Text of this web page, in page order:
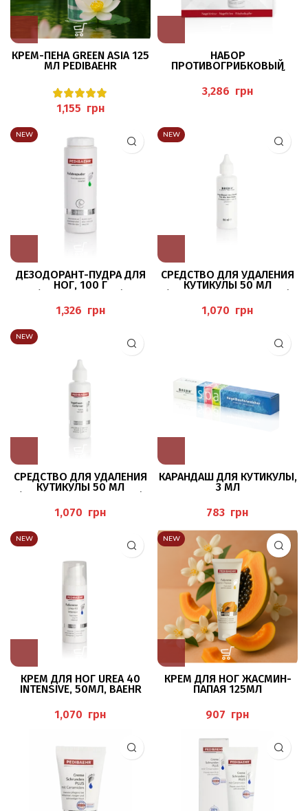
КРЕМ-ПЕНА GREEN ASIA 125
МЛ PEDIBAEHR
грн
НАБОР
ПРОТИВОГРИБКОВЫЙ
100 ДНЕЙ
ТЕРАПЕВТИЧЕСКОГО УХОДА
грн
NEW
ДЕЗОДОРАНТ-ПУДРА ДЛЯ
НОГ, 100 Г
EDIBAEHR
грн
NEW
СРЕДСТВО ДЛЯ УДАЛЕНИЯ
КУТИКУЛЫ 50 МЛ
BAEHRгрн
NEW
СРЕДСТВО ДЛЯ УДАЛЕНИЯ
КУТИКУЛЫ 50 МЛ
PEDIBAEHR
грн
КАРАНДАШ ДЛЯ КУТИКУЛЫ,
3 МЛ
грн
NEW
КРЕМ ДЛЯ НОГ UREA 40
INTENSIVE, 50МЛ, BAEHR
грн
NEW
КРЕМ ДЛЯ НОГ ЖАСМИН-
ПАПАЯ 125МЛ
грн